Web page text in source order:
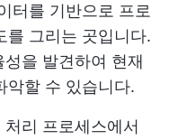
터를 기반으로 프로
를 그리는 곳입니다.
을 발견하여 현재
악할 수 있습니다.
리 프로세스에서